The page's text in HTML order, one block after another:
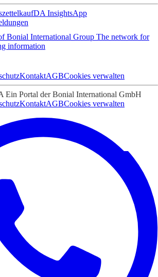
kaufDA InsightsApp
Bonial International Group The network for
information
KontaktAGBCookies verwalten
Ein Portal der Bonial International GmbH
KontaktAGBCookies verwalten